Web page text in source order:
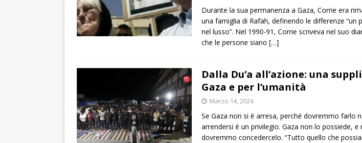
Durante la sua permanenza a Gaza, Corrie era
una famiglia di Rafah, definendo le differenze “un
nel lusso”. Nel 1990-91, Corrie scriveva nel suo
che le persone siano […]
Dalla Du’a all’azione: una
Gaza e per l’umanità
Marzo 14, 2024
Se Gaza non si è arresa, perché dovremmo farlo
arrendersi è un privilegio. Gaza non lo possiede, e
dovremmo concedercelo. “Tutto quello che